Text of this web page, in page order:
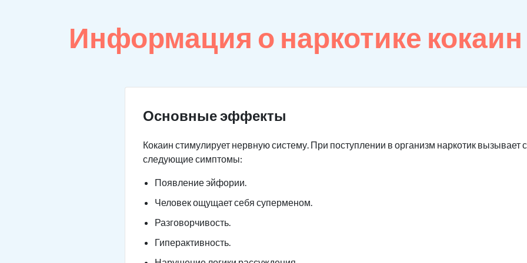
Информация о наркотике кокаин
Основные эффекты
Кокаин стимулирует нервную систему. При поступлении в организм наркотик вызывает
следующие симптомы:
Появление эйфории.
Человек ощущает себя суперменом.
Разговорчивость.
Гиперактивность.